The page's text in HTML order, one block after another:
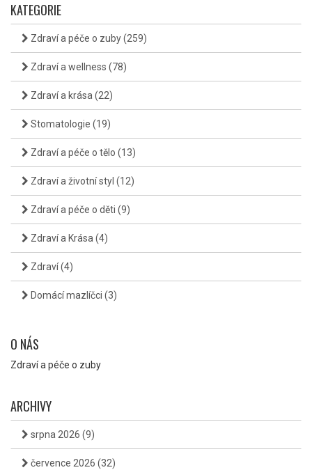
KATEGORIE
Zdraví a péče o zuby(259)
Zdraví a wellness (78)
Zdraví a krása(22)
Stomatologie (19)
Zdraví a péče o tělo (13)
Zdraví a životní styl (12)
Zdraví a péče o děti (9)
Zdraví a Krása(4)
Zdraví(4)
Domácí mazlíčci (3)
O NÁS
Zdraví a péče o zuby
ARCHIVY
srpna 2026 (9)
července 2026 (32)